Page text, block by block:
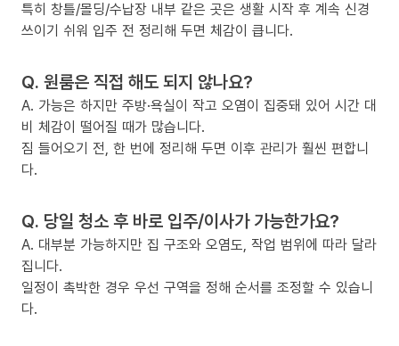
특히 창틀/몰딩/수납장 내부 같은 곳은 생활 시작 후 계속 신경
쓰이기 쉬워 입주 전 정리해 두면 체감이 큽니다.
Q. 원룸은 직접 해도 되지 않나요?
A. 가능은 하지만 주방·욕실이 작고 오염이 집중돼 있어 시간 대
비 체감이 떨어질 때가 많습니다.
짐 들어오기 전, 한 번에 정리해 두면 이후 관리가 훨씬 편합니
다.
Q. 당일 청소 후 바로 입주/이사가 가능한가요?
A. 대부분 가능하지만 집 구조와 오염도, 작업 범위에 따라 달라
집니다.
일정이 촉박한 경우 우선 구역을 정해 순서를 조정할 수 있습니
다.